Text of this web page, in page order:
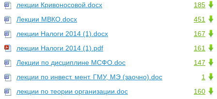
185
лекции Кривоносовой.docx
451
Лекции МВКО.docx
167
лекции Налоги 2014 (1).docx
161
лекции Налоги 2014 (1).pdf
147
Лекции по дисциплине МСФО.doc
1
лекции по инвест. мент. ГМУ, МЭ (заочно).doc
160
лекции по теории организации.doc